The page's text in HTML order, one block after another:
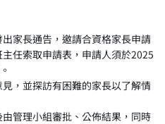
家長通告，邀請合資格家長申請
任索取申請表，申請人須於2025
，並探訪有困難的家長以了解情
管理小組審批、公佈結果，同時